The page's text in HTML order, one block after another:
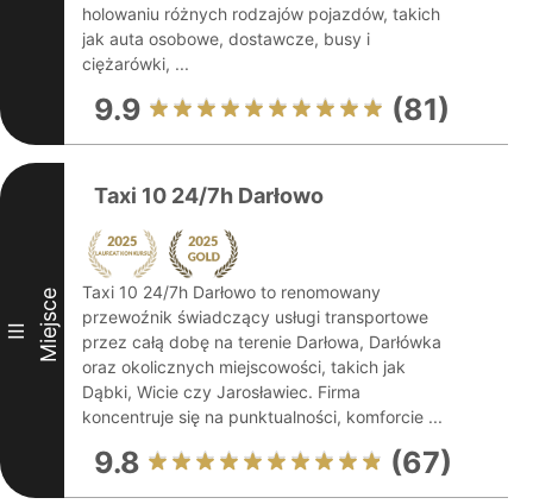
holowaniu różnych rodzajów pojazdów, takich
jak auta osobowe, dostawcze, busy i
ciężarówki, ...
9.9 (81)
III Miejsce
Taxi 10 24/7h Darłowo
Taxi 10 24/7h Darłowo to renomowany
przewoźnik świadczący usługi transportowe
przez całą dobę na terenie Darłowa, Darłówka
oraz okolicznych miejscowości, takich jak
Dąbki, Wicie czy Jarosławiec. Firma
koncentruje się na punktualności, komforcie ...
9.8 (67)